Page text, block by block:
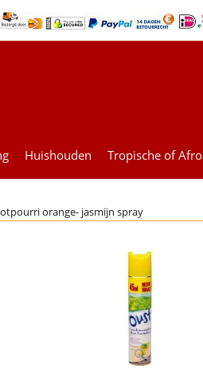
Huishouden Tropische of Afro
orange- jasmijn spray